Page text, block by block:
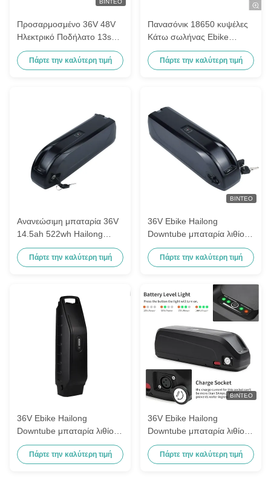
ΒΊΝΤΕΟ
Προσαρμοσμένο 36V 48V
Ηλεκτρικό Ποδήλατο 13s5p
3500mAh Ηλιακά
Συλλέγματα 17,5ah
Πάρτε την καλύτερη τιμή
Πανασόνικ 18650 κυψέλες
Κάτω σωλήνας Ebike
μπαταρία 36V 48V με
μεγάλη αντοχή
Πάρτε την καλύτερη τιμή
Ανανεώσιμη μπαταρία 36V
14.5ah 522wh Hailong
Downtube 4 Pin Dmegc
EbikeΠάρτε την καλύτερη τιμή
ΒΊΝΤΕΟ
36V Ebike Hailong
Downtube μπαταρία λιθίου
για ηλεκτρικό ποδήλατο με
φορτιστή USB
Πάρτε την καλύτερη τιμή
36V Ebike Hailong
Downtube μπαταρία λιθίου
για ηλεκτρικό ποδήλατο με
φορτιστή USB
Πάρτε την καλύτερη τιμή
ΒΊΝΤΕΟ
36V Ebike Hailong
Downtube μπαταρία λιθίου
για ηλεκτρικό ποδήλατο με
φορτιστή USB
Πάρτε την καλύτερη τιμή